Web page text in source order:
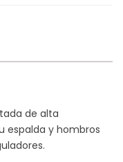
de alta
espalda y hombros